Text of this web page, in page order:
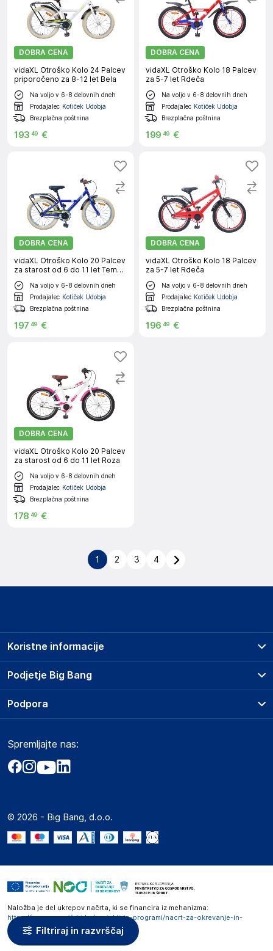
Filtriraj in razvrščaj
DOBRA CENA
vidaXL Otroško Kolo 24 Palcev
priporočeno za 8-12 let Bela
Na voljo v 6-8 delovnih dneh
Prodajalec Kotiček Udobja
Brezplačna poštnina
193 49 €
DOBRA CENA
vidaXL Otroško Kolo 18 Palcev
za 5-7 let Rdeča
Na voljo v 6-8 delovnih dneh
Prodajalec Kotiček Udobja
Brezplačna poštnina
199 49 €
DOBRA CENA
vidaXL Otroško Kolo 20 Palcev
za starost od 6 do 11 let Temno
modra
Na voljo v 6-8 delovnih dneh
Prodajalec Kotiček Udobja
Brezplačna poštnina
197 49 €
DOBRA CENA
vidaXL Otroško Kolo 18 Palcev
za 5-7 let Rdeča
Na voljo v 6-8 delovnih dneh
Prodajalec Kotiček Udobja
Brezplačna poštnina
196 49 €
DOBRA CENA
vidaXL Otroško Kolo 20 Palcev
za starost od 6 do 11 let Roza
Na voljo v 6-8 delovnih dneh
Prodajalec Kotiček Udobja
Brezplačna poštnina
178 49 €
1 2 3 4
Podjetje Big Bang
O podjetju
Obvestila za javnost
Akt o digitalnih storitvah
Marketplace za partnerje
Novosti
Koristne informacije
Prodajna mesta
Storitve
Dostava, vnos in odvoz
Zavarovanje izdelkov
Podpora
Marketplace
Kako oddati naročilo?
Spremljajte nas:
© 2026 - Big Bang, d.o.o.
Naložba je del ukrepov načrta, ki se financira iz mehanizma:
https://www.gov.si/zbirke/projekti-in-programi/nacrt-za-okrevanje-in-
odpornost